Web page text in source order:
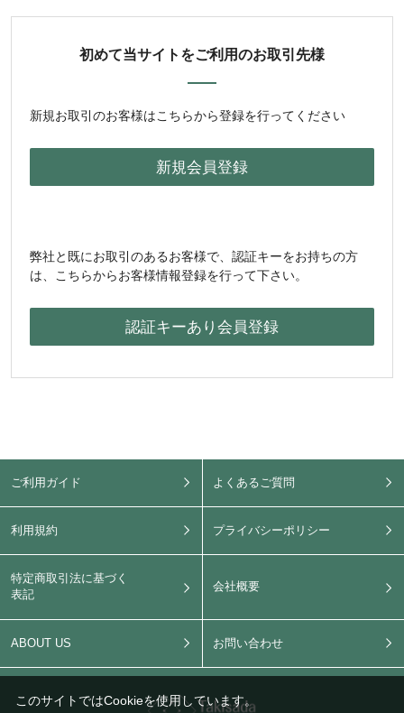
初めて当サイトをご利用のお取引先様
新規お取引のお客様はこちらから登録を行ってください
弊社と既にお取引のあるお客様で、認証キーをお持ちの方
は、こちらからお客様情報登録を行って下さい。
ご利用ガイド よくあるご質問
利用規約 プライバシーポリシー
特定商取引法に基づく
表記
会社概要
ABOUT US お問い合わせ
このサイトではCookieを使用しています。